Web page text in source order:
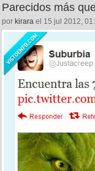
Parecidos más
por kirara el 15 jul 2012,